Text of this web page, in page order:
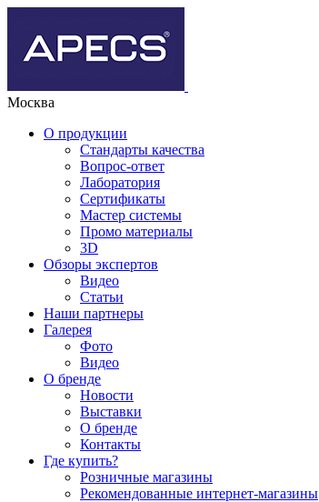
Москва
О продукции
Стандарты качества
Вопрос-ответ
Лаборатория
Сертификаты
Мастер системы
Промо материалы
3D
Обзоры экспертов
Видео
Статьи
Наши партнеры
Галерея
Фото
Видео
О бренде
Новости
Выставки
О бренде
Контакты
Где купить?
Розничные магазины
Рекомендованные интернет-магазины